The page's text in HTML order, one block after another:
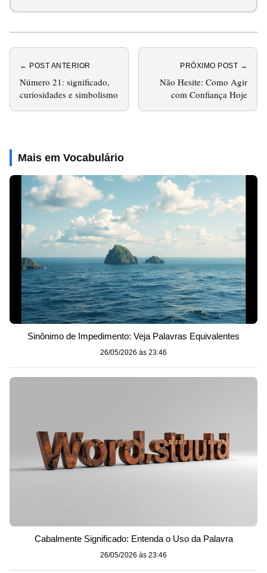
← POST ANTERIOR
Número 21: significado,
curiosidades e simbolismo
PRÓXIMO POST →
Não Hesite: Como Agir
com Confiança Hoje
Mais em Vocabulário
Sinônimo de Impedimento: Veja Palavras Equivalentes
26/05/2026 às 23:46
Cabalmente Significado: Entenda o Uso da Palavra
26/05/2026 às 23:46